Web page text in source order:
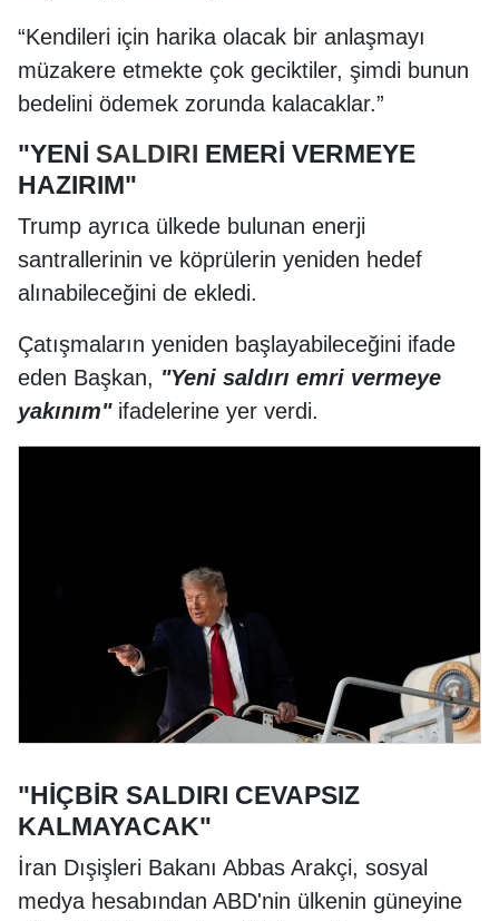
“Kendileri için harika olacak bir anlaşmayı
müzakere etmekte çok geciktiler, şimdi bunun
bedelini ödemek zorunda kalacaklar.”
"YENİ SALDIRI EMERİ VERMEYE
HAZIRIM"
Trump ayrıca ülkede bulunan enerji
santrallerinin ve köprülerin yeniden hedef
alınabileceğini de ekledi.
Çatışmaların yeniden başlayabileceğini ifade
eden Başkan, "Yeni saldırı emri vermeye
yakınım"ifadelerine yer verdi.
"HİÇBİR SALDIRI CEVAPSIZ
KALMAYACAK"
İran Dışişleri Bakanı Abbas Arakçi, sosyal
medya hesabından ABD'nin ülkenin güneyine